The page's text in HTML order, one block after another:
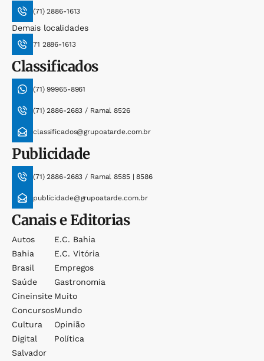
(71) 2886-1613
Demais localidades
71 2886-1613
Classificados
(71) 99965-8961
(71) 2886-2683 / Ramal 8526
classificados@grupoatarde.com.br
Publicidade
(71) 2886-2683 / Ramal 8585 | 8586
publicidade@grupoatarde.com.br
Canais e Editorias
Autos
Bahia
Brasil
Saúde
Cineinsite
Concursos
Cultura
Digital
Salvador
E.c. Bahia
E.c. Vitória
Empregos
Gastronomia
Muito
Mundo
Opinião
Política